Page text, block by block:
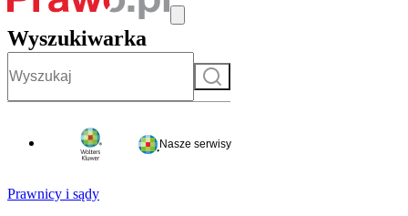
Wyszukiwarka
Szukaj
Nasze serwisy
Prawnicy i sądy